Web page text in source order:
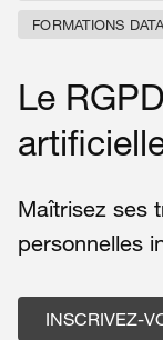
FORMATIONS DATA
Le
Maîtrisez ses
personnelles
INSCRIVEZ-